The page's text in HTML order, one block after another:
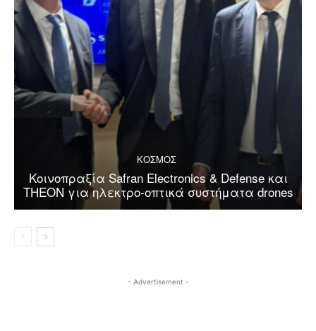
ΚΟΣΜΟΣ
Κοινοπραξία Safran Electronics & Defense και
THEON για ηλεκτρο-οπτικά συστήματα drones
- Advertisement -